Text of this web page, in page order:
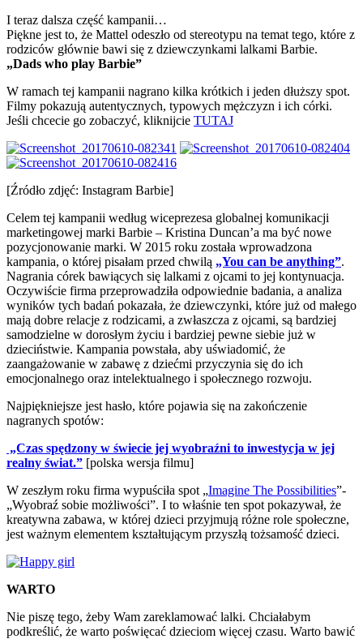
I teraz dalsza część kampanii…
Piękne jest to, że Mattel odeszło od stereotypu na temat tego, które z
rodziców głównie bawi się z dziewczynkami lalkami Barbie.
„Dads who play Barbie”
W ramach tej kampanii nagrano kilka krótkich i jeden dłuższy spot.
Filmy pokazują autentycznych, typowych mężczyzn i ich córki.
Jeśli chcecie go zobaczyć, kliknijcie TUTAJ
[Źródło zdjęć: Instagram Barbie]
Celem tej kampanii według wiceprezesa globalnej komunikacji
marketingowej marki Barbie – Kristina Duncan’a ma być nowe
pozycjonowanie marki. W 2015 roku została wprowadzona
kampania, o której pisałam przed chwilą „You can be anything”.
Nagrania córek bawiących się lalkami z ojcami to jej kontynuacja.
Oczywiście firma przeprowadziła odpowiednie badania, a analiza
wyników tych badań pokazała, że dziewczynki, które już od małego
mają dobre relacje z rodzicami, a zwłaszcza z ojcami, są bardziej
samodzielne w dorosłym życiu i bardziej pewne siebie już w
dzieciństwie. Kampania powstała, aby uświadomić, że
zaangażowanie w zabawę z dziećmi przyczynia się do ich
emocjonalnego oraz intelektualnego i społecznego rozwoju.
Najpiękniejsze jest hasło, które pojawia się na zakończenie
nagranych spotów:
„Czas spędzony w świecie jej wyobraźni to inwestycja w jej
realny świat.” [polska wersja filmu]
W zeszłym roku firma wypuściła spot „Imagine The Possibilities”-
„Wyobraź sobie możliwości”. I to właśnie ten spot pokazywał, że
kreatywna zabawa, w której dzieci przyjmują różne role społeczne,
jest ważnym elementem kształtującym przyszłą tożsamość dzieci.
WARTO
Nie piszę tego, żeby Wam zareklamować lalki. Chciałabym
podkreślić, że warto poświęcać dzieciom więcej czasu. Warto bawić